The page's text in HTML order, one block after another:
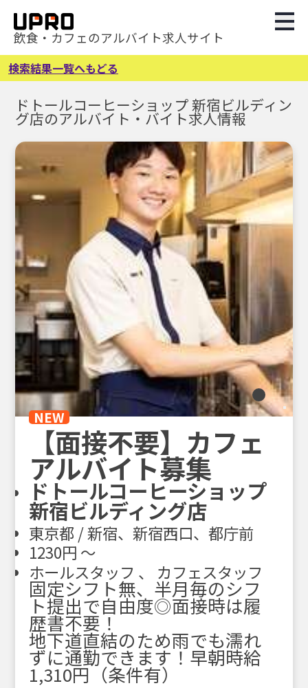
飲食・カフェのアルバイト求人サイト
検索結果一覧へもどる
ドトールコーヒーショップ 新宿ビルディン
グ店のアルバイト・バイト求人情報
NEW
【面接不要】カフェ
アルバイト募集
ドトールコーヒーショップ
新宿ビルディング店
東京都 / 新宿、新宿西口、都庁前
1230円 〜
ホールスタッフ 、 カフェスタッフ
固定シフト無、半月毎のシフ
ト提出で自由度◎面接時は履
歴書不要！
地下道直結のため雨でも濡れ
ずに通勤できます！早朝時給
1,310円（条件有）